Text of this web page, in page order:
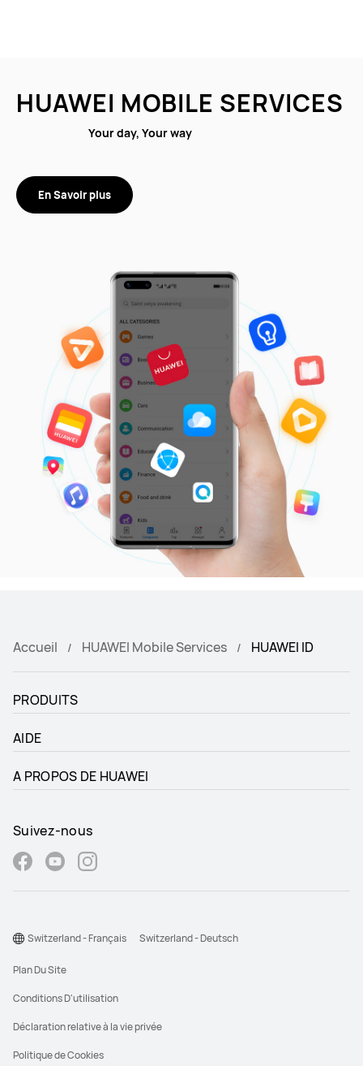
HUAWEI MOBILE SERVICES
Your day, Your way
En Savoir plus
Accueil HUAWEI Mobile Services HUAWEI ID
PRODUITS
AIDE
A PROPOS DE HUAWEI
Suivez-nous
Plan Du Site
Conditions D'utilisation
Déclaration relative à la vie privée
Politique de Cookies
Switzerland - Français Switzerland - Deutsch